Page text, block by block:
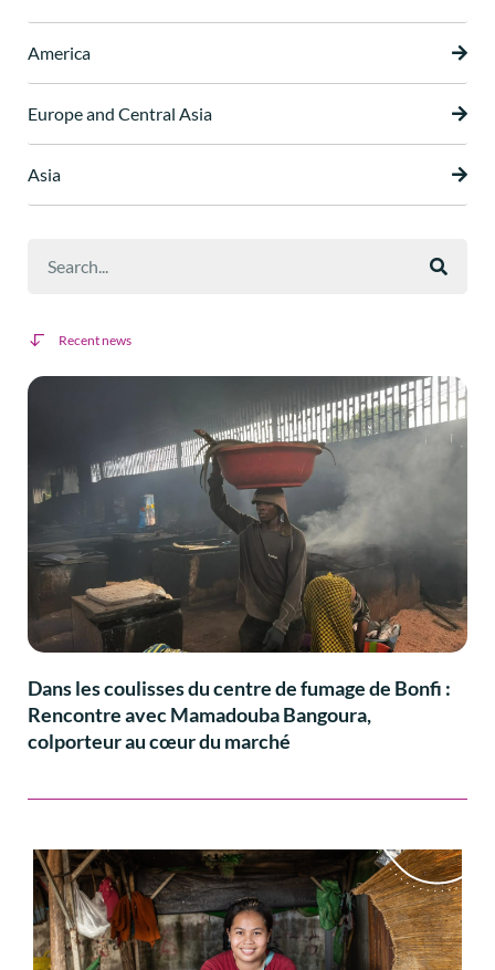
America
Europe and Central Asia
Asia
Recent news
Dans les coulisses du centre de fumage de Bonfi :
Rencontre avec Mamadouba Bangoura,
colporteur au cœur du marché